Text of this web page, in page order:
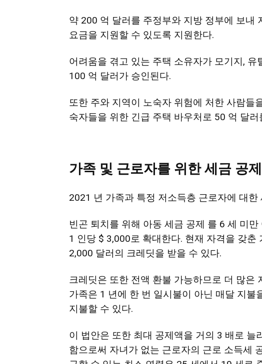
약 200 억 달러를 주정부와 지방 정부에 보내
요금을 지원할 수 있도록 지원한다.
어려움을 겪고 있는 주택 소유자가 모기지,
100 억 달러가 승인된다.
또한 주와 지역이 노숙자 위험에 처한 사람들
숙자들을 위한 긴급 주택 바우처로 50 억 달
가족 및 근로자를 위한 세금 공제
2021 년 가족과 특정 저소득층 근로자에 ​​대한
빈곤 퇴치를 위해 아동 세금 공제 를 6 세 미
1 인당 $ 3,000로 확대한다. 현재 자격을 갖춘
2,000 달러의 크레딧을 받을 수 있다.
크레딧은 또한 전액 환불 가능하므로 더 많은
가족은 1 년에 한 번 일시불이 아닌 매달 지불
지불할 수 있다.
이 법안은 또한 최대 공제액을 거의 3 배로 늘
함으로써 자녀가 없는 근로자의 근로 소득세